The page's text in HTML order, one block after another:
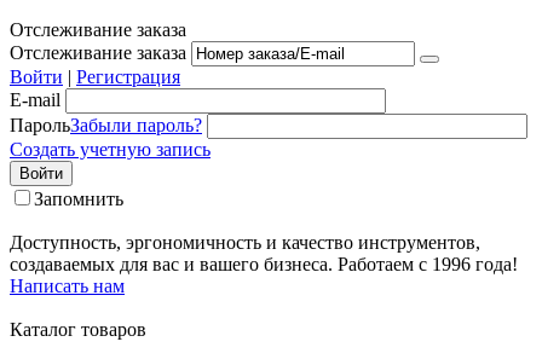
Отслеживание заказа
Отслеживание заказа
Войти | Регистрация
E-mail
ПарольЗабыли пароль?
Создать учетную запись
Войти
Запомнить
Доступность, эргономичность и качество инструментов,
создаваемых для вас и вашего бизнеса. Работаем с 1996 года!
Написать нам
Каталог товаров